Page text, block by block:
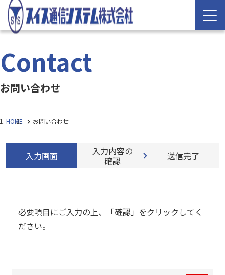
Contact
お問い合わせ
HOME お問い合わせ
入力画面
入力内容の
確認
送信完了
必要項目にご入力の上、「確認」をクリックしてく
ださい。